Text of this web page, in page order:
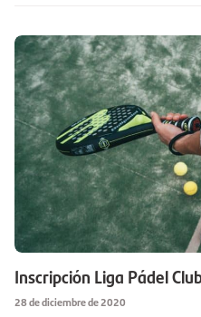
Inscripción Liga Pádel
28 de diciembre de 2020